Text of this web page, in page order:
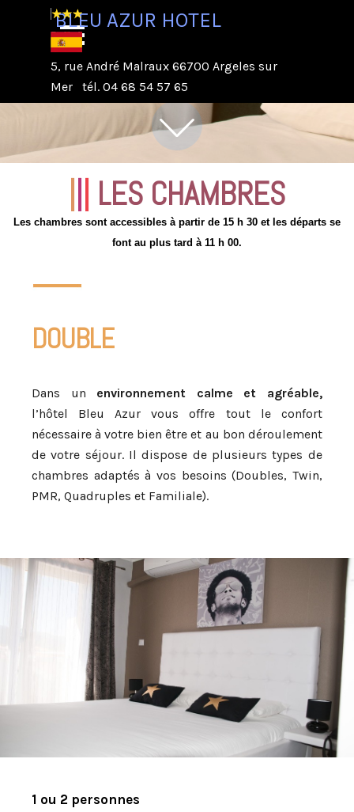
Aller au contenu
Sauter le menu
5, rue André Malraux 66700 Argeles sur
Mer tél. 04 68 54 57 65
BLEU AZUR HOTEL
5, rue André Malraux 66700 Argeles sur Mer
BLEU AZUR HOTEL
LES CHAMBRES
Les chambres sont accessibles à partir de 15 h 30 et les départs se
font au plus tard à 11 h 00.
DOUBLE
Dans un environnement calme et agréable,
l’hôtel Bleu Azur vous offre tout le confort
nécessaire à votre bien être et au bon déroulement
de votre séjour.Il dispose de plusieurs types de
chambres adaptés à vos besoins (Doubles, Twin,
PMR, Quadruples et Familiale).
1 ou 2 personnes